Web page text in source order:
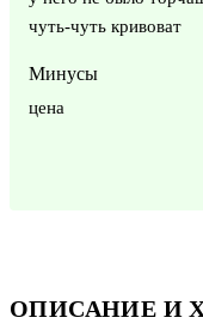
ОПИСАНИЕ И
чуть-чуть кривоват
Минусы
цена